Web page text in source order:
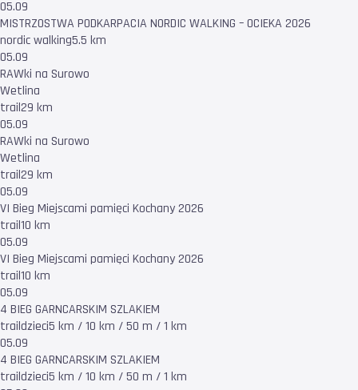
05.09
MISTRZOSTWA PODKARPACIA NORDIC WALKING – OCIEKA 2026
nordic walking5.5 km
05.09
RAWki na Surowo
Wetlina
trail29 km
05.09
RAWki na Surowo
Wetlina
trail29 km
05.09
VI Bieg Miejscami pamięci Kochany 2026
trail10 km
05.09
VI Bieg Miejscami pamięci Kochany 2026
trail10 km
05.09
4 BIEG GARNCARSKIM SZLAKIEM
traildzieci5 km / 10 km / 50 m / 1 km
05.09
4 BIEG GARNCARSKIM SZLAKIEM
traildzieci5 km / 10 km / 50 m / 1 km